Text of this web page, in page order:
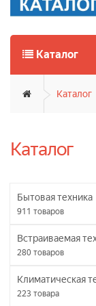
Каталог
Каталог
Каталог
Бытовая техника
911 товаров
Встраиваемая
280 товаров
Климатическая
223 товара